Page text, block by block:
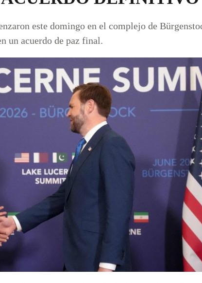
este domingo en el complejo de
un acuerdo de paz final.